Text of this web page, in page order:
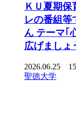
ＫＵ夏期
レの番組等
ん テーマ｢
広げましょ
2026.06.25
聖徳大学